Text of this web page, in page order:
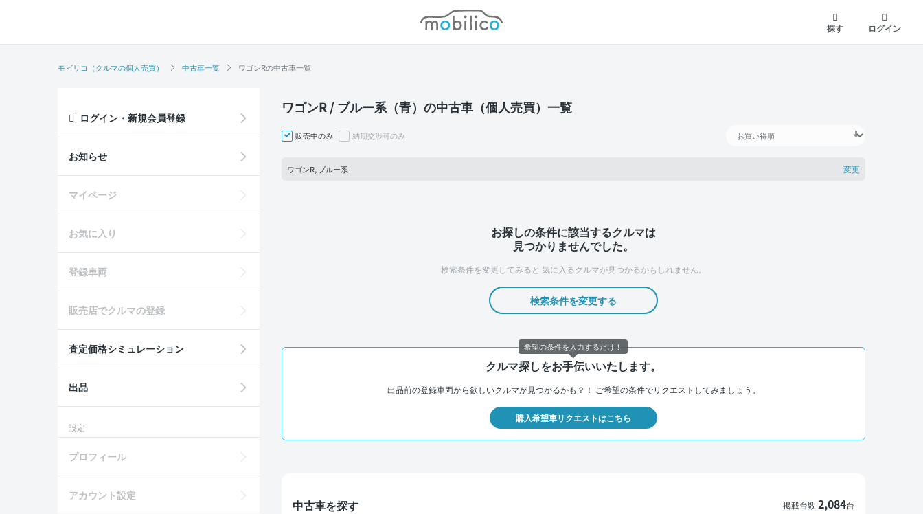
モビリコ
探す
ログイン
モビリコ（クルマの個人売買） 中古車一覧 ワゴンRの中古車一覧
ワゴンR / ブルー系（青）の中古車（個人売買）一覧
販売中のみ 納期交渉可のみ
ワゴンR, ブルー系 変更
お探しの条件に該当するクルマは
見つかりませんでした。
検索条件を変更してみると 気に入るクルマが見つかるかもしれません。
検索条件を変更する
クルマ探しをお手伝いいたします。
出品前の登録車両から欲しいクルマが見つかるかも？！ ご希望の条件でリクエストしてみましょう。
購入希望車リクエストはこちら
中古車を探す 掲載台数2,084台
ログイン・新規会員登録
お知らせ
マイページ
お気に入り
登録車両
販売店でクルマの登録
査定価格シミュレーション
出品
設定
プロフィール
アカウント設定
希望の条件を入力するだけ！